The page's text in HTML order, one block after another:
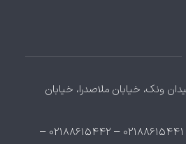
ونک، خيابان ملاصدرا، خيابان
۰۲۱۸۸۶۱۵۴۴۰ – ۰۲۱۸۸۶۱۵۴۴۱ – ۰۲۱۸۸۶۱۵۴۴۲ –